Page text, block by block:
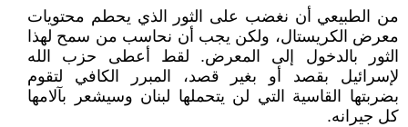
من الطبيعي أن نغضب على الثور الذي يحطم محتويات
معرض الكريستال، ولكن يجب أن نحاسب من سمح لهذا
الثور بالدخول إلى المعرض. لقط أعطى حزب الله
لإسرائيل بقصد أو بغير قصد، المبرر الكافي لتقوم
بضربتها القاسية التي لن يتحملها لبنان وسيشعر بآلامها
كل جيرانه.